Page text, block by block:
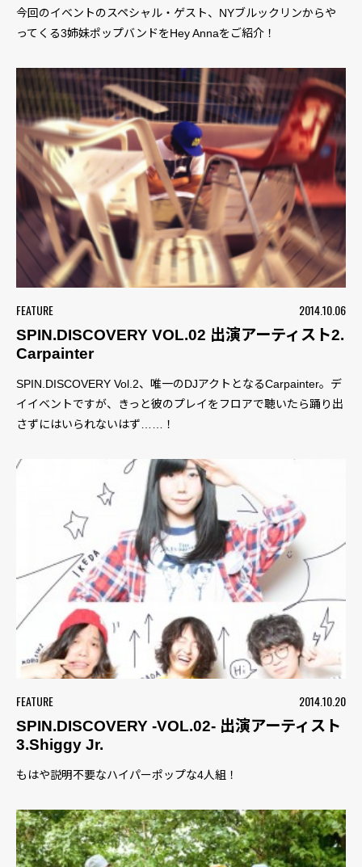
今回のイベントのスペシャル・ゲスト、NYブルックリンからや
ってくる3姉妹ポップバンドをHey Annaをご紹介！
FEATURE
2014.10.06
SPIN.DISCOVERY VOL.02 出演アーティスト2.
Carpainter
SPIN.DISCOVERY Vol.2、唯一のDJアクトとなるCarpainter。デ
イイベントですが、きっと彼のプレイをフロアで聴いたら踊り出
さずにはいられないはず……！
FEATURE
2014.10.20
SPIN.DISCOVERY -VOL.02- 出演アーティスト
3.Shiggy Jr.
もはや説明不要なハイパーポップな4人組！